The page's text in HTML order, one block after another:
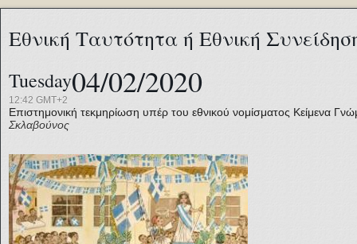
Εθνική Ταυτότητα ή Εθνική
Tuesday04/02/2020
12:42 GMT+2
Επιστημονική τεκμηρίωση υπέρ του εθνικού νομίσματος Κείμενα
Σκλαβούνος